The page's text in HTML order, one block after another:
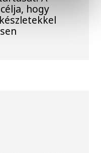
hogy